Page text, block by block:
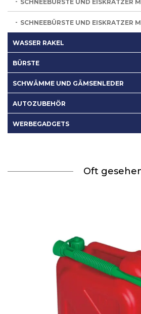
SCHNEEBÜRSTE UND EISKRATZER
SCHNEEBÜRSTE UND EISKRATZER
WASSER RAKEL
BÜRSTE
SCHWÄMME UND GÄMSENLEDER
AUTOZUBEHÖR
WERBEGADGETS
Oft